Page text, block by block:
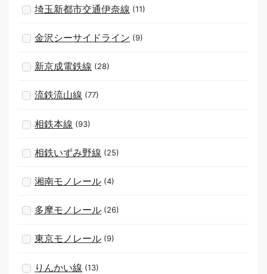
埼玉新都市交通伊奈線 (11)
金沢シーサイドライン (9)
新京成電鉄線 (28)
流鉄流山線 (77)
相鉄本線 (93)
相鉄いずみ野線 (25)
湘南モノレール (4)
多摩モノレール (26)
東京モノレール (9)
りんかい線 (13)